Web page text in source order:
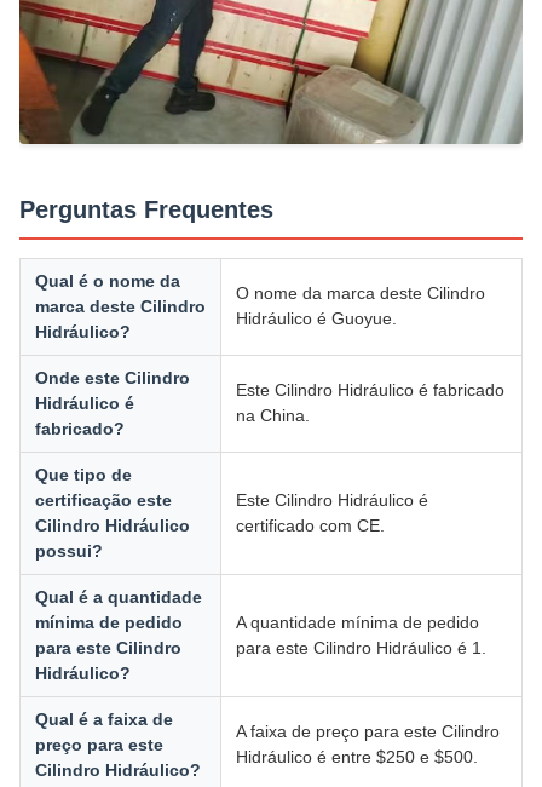
Perguntas Frequentes
Qual é o nome da
marca deste Cilindro
Hidráulico?
O nome da marca deste Cilindro
Hidráulico é Guoyue.
Onde este Cilindro
Hidráulico é
fabricado?
Este Cilindro Hidráulico é fabricado
na China.
Que tipo de
certificação este
Cilindro Hidráulico
possui?
Este Cilindro Hidráulico é
certificado com CE.
Qual é a quantidade
mínima de pedido
para este Cilindro
Hidráulico?
A quantidade mínima de pedido
para este Cilindro Hidráulico é 1.
Qual é a faixa de
preço para este
Cilindro Hidráulico?
A faixa de preço para este Cilindro
Hidráulico é entre $250 e $500.